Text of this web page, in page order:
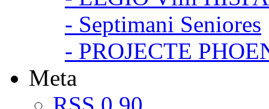
- Septimani Seniores
- PROJECTE
Meta